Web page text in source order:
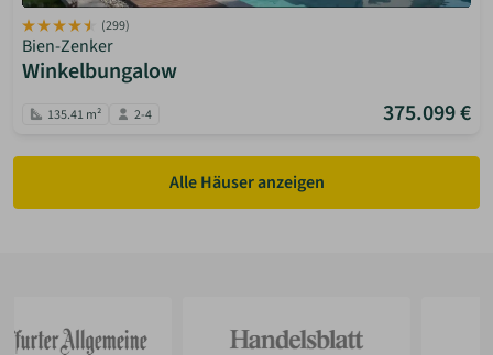
(299)
Bien-Zenker
Winkelbungalow
135.41 m² 2-4 375.099 €
Alle Häuser anzeigen